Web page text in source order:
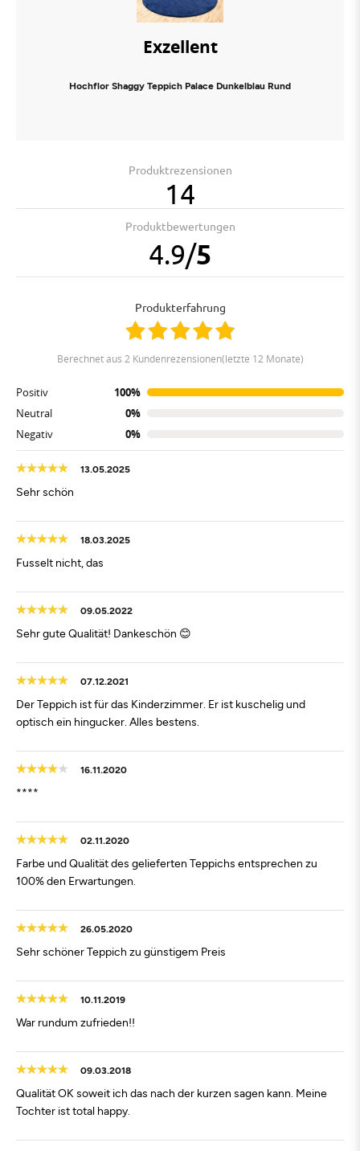
Exzellent
Hochflor Shaggy Teppich Palace Dunkelblau Rund
Produktrezensionen
14
Produktbewertungen
4.9/5
Produkterfahrung
berechnet aus 2 Kundenrezensionen(letzte 12 Monate)
Positiv
100%
Neutral
0%
Negativ
0%
13.05.2025
Sehr schön
18.03.2025
Fusselt nicht, das
09.05.2022
Sehr gute Qualität! Dankeschön 😊
07.12.2021
Der Teppich ist für das Kinderzimmer. Er ist kuschelig und
optisch ein hingucker. Alles bestens.
16.11.2020
****
02.11.2020
Farbe und Qualität des gelieferten Teppichs entsprechen zu
100% den Erwartungen.
26.05.2020
Sehr schöner Teppich zu günstigem Preis
10.11.2019
War rundum zufrieden!!
09.03.2018
Qualität OK soweit ich das nach der kurzen sagen kann. Meine
Tochter ist total happy.